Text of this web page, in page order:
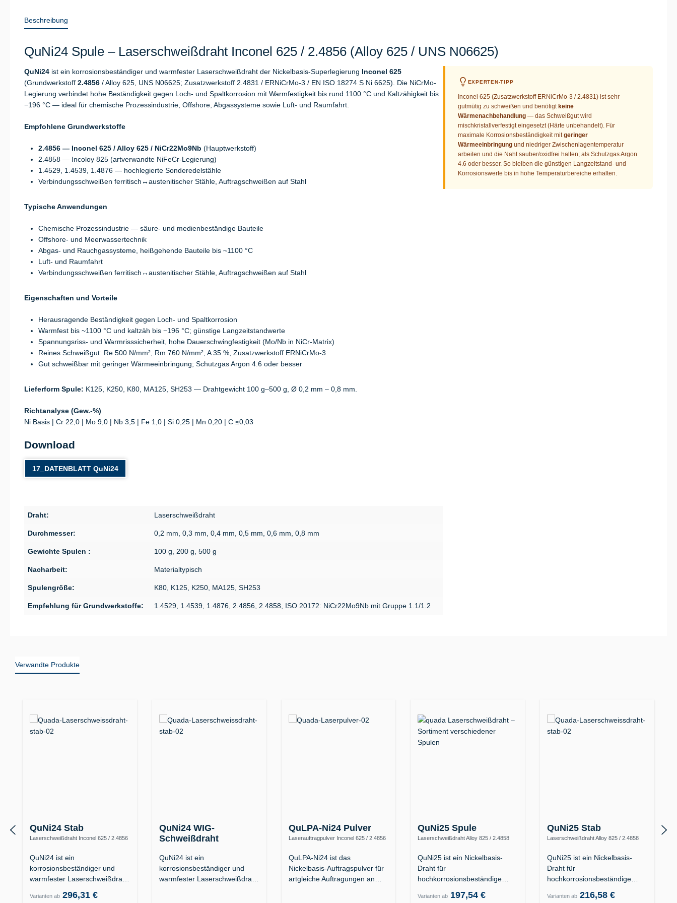
Beschreibung
QuNi24 Spule – Laserschweißdraht Inconel 625 / 2.4856 (Alloy 625 / UNS N06625)
QuNi24 ist ein korrosionsbeständiger und warmfester Laserschweißdraht der Nickelbasis-Superlegierung Inconel 625
(Grundwerkstoff 2.4856 / Alloy 625, UNS N06625; Zusatzwerkstoff 2.4831 / ERNiCrMo-3 / EN ISO 18274 S Ni 6625). Die NiCrMo-
Legierung verbindet hohe Beständigkeit gegen Loch- und Spaltkorrosion mit Warmfestigkeit bis rund 1100 °C und Kaltzähigkeit bis
−196 °C — ideal für chemische Prozessindustrie, Offshore, Abgassysteme sowie Luft- und Raumfahrt.
Empfohlene Grundwerkstoffe
2.4856 — Inconel 625 / Alloy 625 / NiCr22Mo9Nb (Hauptwerkstoff)
2.4858 — Incoloy 825 (artverwandte NiFeCr-Legierung)
1.4529, 1.4539, 1.4876 — hochlegierte Sonderedelstähle
Verbindungsschweißen ferritisch↔austenitischer Stähle, Auftragschweißen auf Stahl
Typische Anwendungen
Chemische Prozessindustrie — säure- und medienbeständige Bauteile
Offshore- und Meerwassertechnik
Abgas- und Rauchgassysteme, heißgehende Bauteile bis ~1100 °C
Luft- und Raumfahrt
Verbindungsschweißen ferritisch↔austenitischer Stähle, Auftragschweißen auf Stahl
Eigenschaften und Vorteile
Herausragende Beständigkeit gegen Loch- und Spaltkorrosion
Warmfest bis ~1100 °C und kaltzäh bis −196 °C; günstige Langzeitstandwerte
Spannungsriss- und Warmrisssicherheit, hohe Dauerschwingfestigkeit (Mo/Nb in NiCr-Matrix)
Reines Schweißgut: Re 500 N/mm², Rm 760 N/mm², A 35 %; Zusatzwerkstoff ERNiCrMo-3
Gut schweißbar mit geringer Wärmeeinbringung; Schutzgas Argon 4.6 oder besser
Lieferform Spule: K125, K250, K80, MA125, SH253 — Drahtgewicht 100 g–500 g, Ø 0,2 mm – 0,8 mm.
Richtanalyse (Gew.-%)
Ni Basis | Cr 22,0 | Mo 9,0 | Nb 3,5 | Fe 1,0 | Si 0,25 | Mn 0,20 | C ≤0,03
Download
17_DATENBLATT QuNi24
Draht: Laserschweißdraht
Durchmesser: 0,2 mm, 0,3 mm, 0,4 mm, 0,5 mm, 0,6 mm, 0,8 mm
Gewichte Spulen : 100 g, 200 g, 500 g
Nacharbeit: Materialtypisch
Spulengröße: K80, K125, K250, MA125, SH253
Empfehlung für Grundwerkstoffe: 1.4529, 1.4539, 1.4876, 2.4856, 2.4858, ISO 20172: NiCr22Mo9Nb mit Gruppe 1.1/1.2
EXPERTEN-TIPP
Inconel 625 (Zusatzwerkstoff ERNiCrMo-3 / 2.4831) ist sehr
gutmütig zu schweißen und benötigtkeine
Wärmenachbehandlung— das Schweißgut wird
mischkristallverfestigt eingesetzt (Härte unbehandelt). Für
maximale Korrosionsbeständigkeit mitgeringer
Wärmeeinbringungund niedriger Zwischenlagentemperatur
arbeiten und die Naht sauber/oxidfrei halten; als Schutzgas Argon
4.6 oder besser. So bleiben die günstigen Langzeitstand- und
Korrosionswerte bis in hohe Temperaturbereiche erhalten.
Verwandte Produkte
QuNi24 Stab
Laserschweißdraht Inconel 625 / 2.4856
QuNi24 ist ein
korrosionsbeständiger und
warmfester Laserschweißdraht
Varianten ab 296,31 €
QuNi24 WIG-
Schweißdraht
N06625)
QuNi24 ist ein
korrosionsbeständiger und
warmfester Laserschweißdraht
QuLPA-Ni24 Pulver
Laserauftragpulver Inconel 625 / 2.4856
QuLPA-Ni24 ist das
Nickelbasis-Auftragspulver für
artgleiche Auftragungen an
QuNi25 Spule
Laserschweißdraht Alloy 825 / 2.4858
QuNi25 ist ein Nickelbasis-
Draht für
hochkorrosionsbeständige
Varianten ab 197,54 €
QuNi25 Stab
Laserschweißdraht Alloy 825 / 2.4858
QuNi25 ist ein Nickelbasis-
Draht für
hochkorrosionsbeständige
Varianten ab 216,58 €